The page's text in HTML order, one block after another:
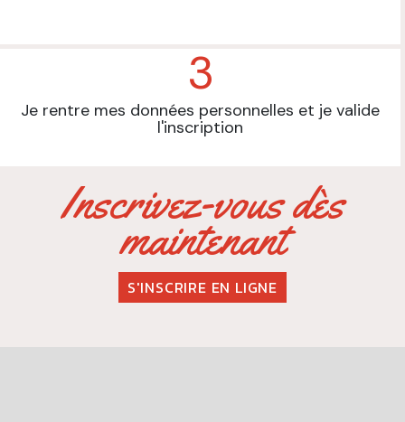
3
Je rentre mes données personnelles et je valide
l'inscription
Inscrivez-vous dès
maintenant
S'INSCRIRE EN LIGNE